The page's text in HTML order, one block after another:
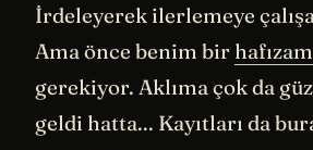
İrdeleyerek ilerlemeye
Ama önce benim bir
gerekiyor. Aklıma çok da
geldi hatta... Kayıtları da